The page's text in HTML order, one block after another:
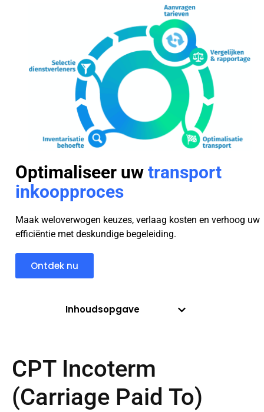
Optimaliseer uw transport
inkoopproces
Maak weloverwogen keuzes, verlaag kosten en verhoog uw
efficiëntie met deskundige begeleiding.
Ontdek nu
Inhoudsopgave
CPT Incoterm
(Carriage Paid To)